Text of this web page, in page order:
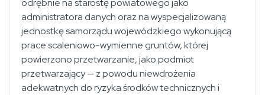
odrębnie na starostę powiatowego jako
administratora danych oraz na wyspecjalizowaną
jednostkę samorządu wojewódzkiego wykonującą
prace scaleniowo-wymienne gruntów, której
powierzono przetwarzanie, jako podmiot
przetwarzający — z powodu niewdrożenia
adekwatnych do ryzyka środków technicznych i